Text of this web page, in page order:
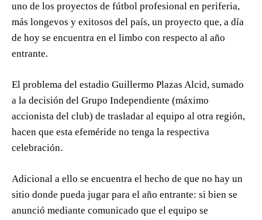
uno de los proyectos de fútbol profesional en periferia,
más longevos y exitosos del país, un proyecto que, a día
de hoy se encuentra en el limbo con respecto al año
entrante.
El problema del estadio Guillermo Plazas Alcid, sumado
a la decisión del Grupo Independiente (máximo
accionista del club) de trasladar al equipo al otra región,
hacen que esta efeméride no tenga la respectiva
celebración.
Adicional a ello se encuentra el hecho de que no hay un
sitio donde pueda jugar para el año entrante: si bien se
anunció mediante comunicado que el equipo se